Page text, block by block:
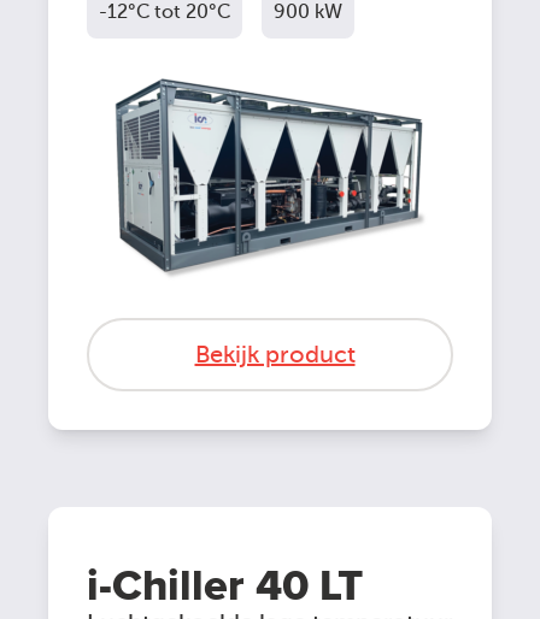
-12°C tot 20°C 900 kW
Bekijk product
i-Chiller 40 LT